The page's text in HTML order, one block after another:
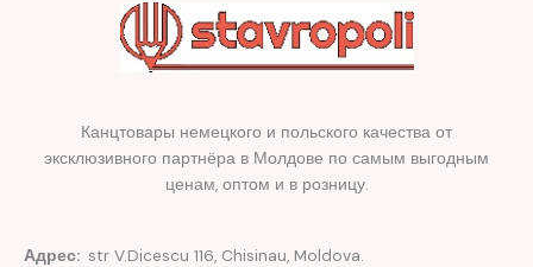
Канцтовары немецкого и польского качества от
эксклюзивного партнёра в Молдове по самым выгодным
ценам, оптом и в розницу.
Адрес: str V.Dicescu 116, Chisinau, Moldova.